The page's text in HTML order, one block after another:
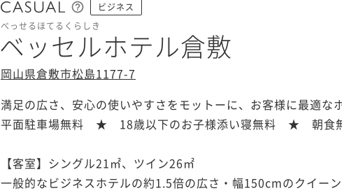
ビジネス
べっせるほてるくらしき
ベッセルホテル倉敷
岡山県倉敷市松島1177-7
満足の広さ、安心の使いやすさをモットーに、お客様に最適な
平面駐車場無料　★　18歳以下のお子様添い寝無料　★　朝
【客室】シングル21㎡、ツイン26㎡
一般的なビジネスホテルの約1.5倍の広さ・幅150cmのクイー